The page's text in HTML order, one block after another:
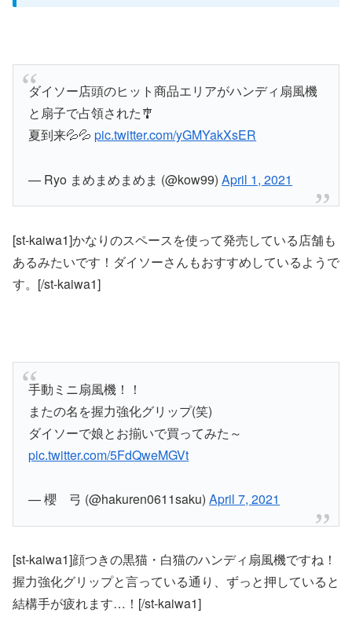
ダイソー店頭のヒット商品エリアがハンディ扇風機
と扇子で占領された🎐
夏到来💦💦pic.twitter.com/yGMYakXsER
— Ryo まめまめまめま (@kow99)April 1, 2021
[st-kaiwa1]かなりのスペースを使って発売している店舗も
あるみたいです！ダイソーさんもおすすめしているようで
す。[/st-kaiwa1]
手動ミニ扇風機！！
またの名を握力強化グリップ(笑)
ダイソーで娘とお揃いで買ってみた～
pic.twitter.com/5FdQweMGVt
— 櫻 弓 (@hakuren0611saku)April 7, 2021
[st-kaiwa1]顔つきの黒猫・白猫のハンディ扇風機ですね！
握力強化グリップと言っている通り、ずっと押していると
結構手が疲れます…！[/st-kaiwa1]